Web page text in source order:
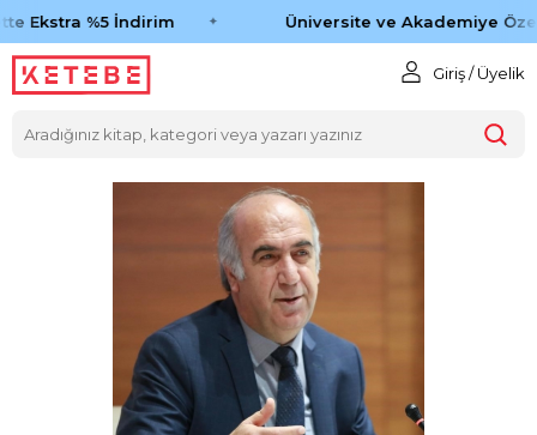
Ekstra %5 İndirim Üniversite ve Akademiye
Giriş / Üyelik